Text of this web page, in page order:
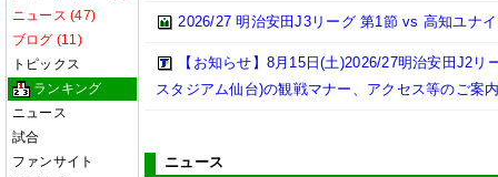
ニュース (47)
ブログ (11)
トピックス
ランキング
ニュース
試合
ファンサイト
2026/27 明治安田J3リーグ 第1節 vs 高知ユナ
【お知らせ】8月15日(土)2026/27明治安田J2
スタジアム仙台)の観戦マナー、アクセス等のご案
ニュース